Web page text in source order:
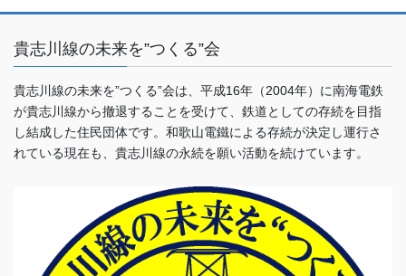
貴志川線の未来を”つくる”会
貴志川線の未来を”つくる”会は、平成16年（2004年）に南海電鉄
が貴志川線から撤退することを受けて、鉄道としての存続を目指
し結成した住民団体です。和歌山電鐵による存続が決定し運行さ
れている現在も、貴志川線の永続を願い活動を続けています。